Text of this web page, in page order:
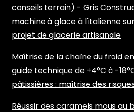
conseils terrain) - Gris
machine à glace à l'italiennesur
projet de glacerie artisanale
Maîtrise de la chaîne du froid
guide technique de +4°C à -
pâtissières : maîtrise des
Réussir des caramels mous au